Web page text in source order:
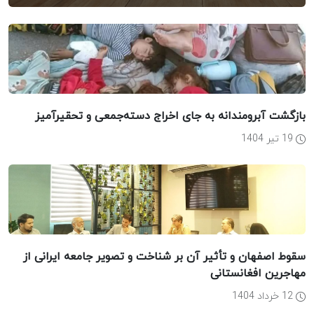
بازگشت آبرومندانه به جای اخراج دسته‌جمعی و تحقیرآمیز
سقوط اصفهان و تأثیر آن بر شناخت و تصویر جامعه ایرانی از
مهاجرین افغانستانی